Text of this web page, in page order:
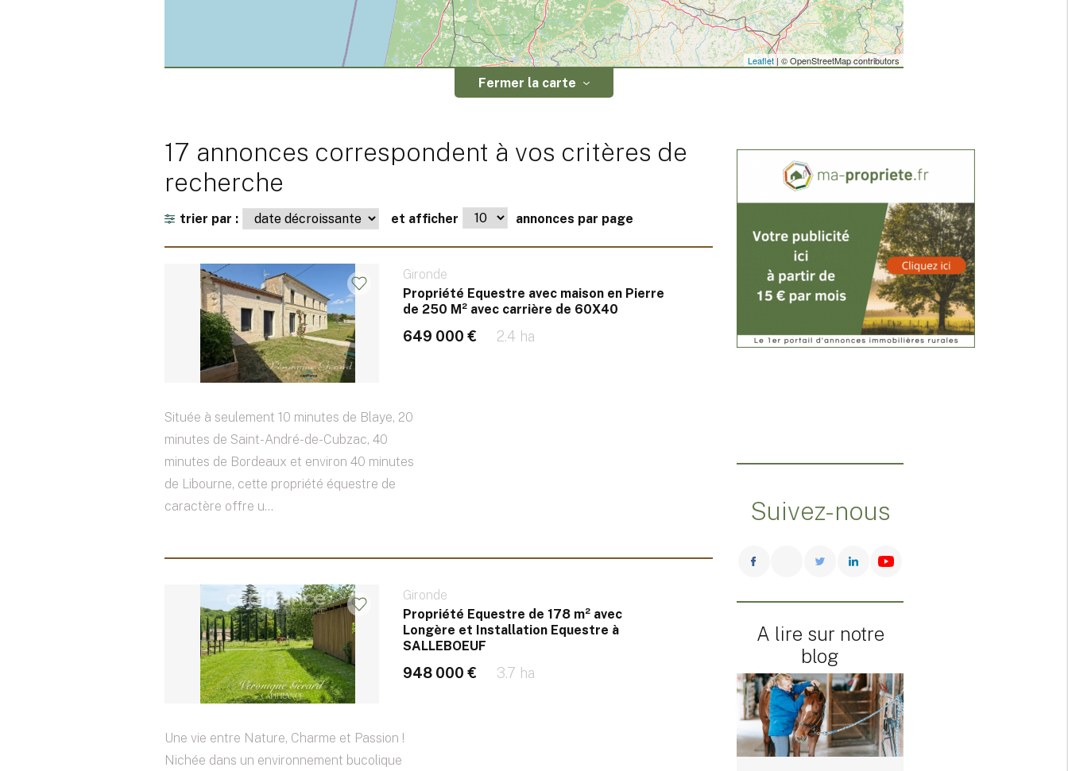
Leaflet| © OpenStreetMap contributors
Fermer la carte
17 annonces correspondent à vos critères de
recherche
trier par : et afficher annonces par page
Gironde
Propriété Equestre avec maison en Pierre
de 250 M² avec carrière de 60X40
649 000 € 2.4 ha
Située à seulement 10 minutes de Blaye, 20
minutes de Saint-André-de-Cubzac, 40
minutes de Bordeaux et environ 40 minutes
de Libourne, cette propriété équestre de
caractère offre u...
Gironde
Propriété Equestre de 178 m² avec
Longère et Installation Equestre à
SALLEBOEUF
948 000 € 3.7 ha
Une vie entre Nature, Charme et Passion !
Nichée dans un environnement bucolique
Suivez-nous
A lire sur notre
blog